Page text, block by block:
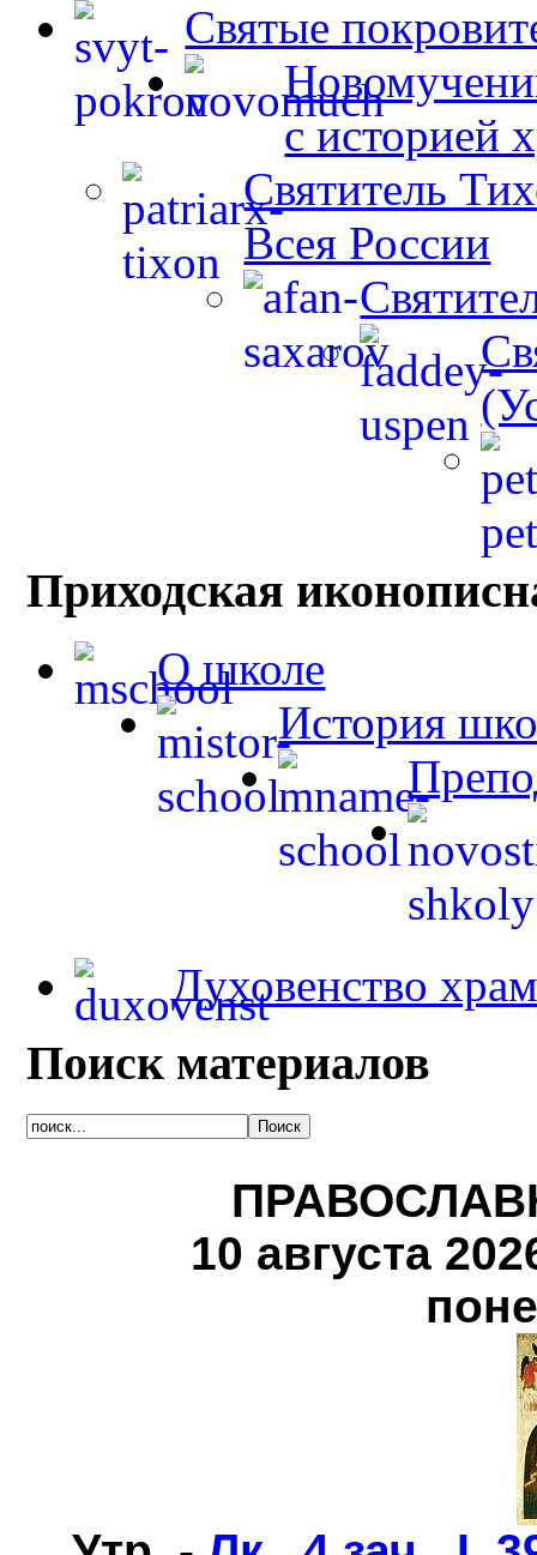
Святые
с историей
Святитель
Всея России
Приходская
О школе
История
Духовенство
Поиск материалов
10 августа